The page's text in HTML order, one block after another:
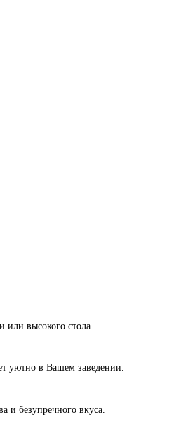
или высокого стола.
уютно в Вашем заведении.
и безупречного вкуса.